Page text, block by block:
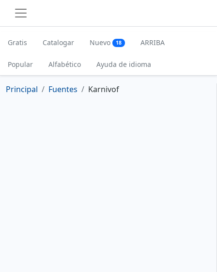
Gratis Catalogar Nuevo 18 ARRIBA
Popular Alfabético Ayuda de idioma
Principal Fuentes Karnivof